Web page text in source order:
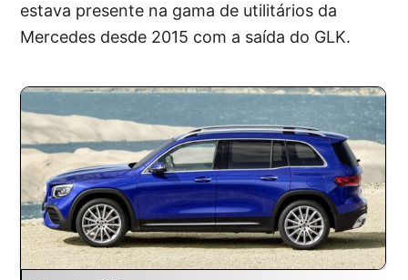
estava presente na gama de utilitários da
Mercedes desde 2015 com a saída do GLK.